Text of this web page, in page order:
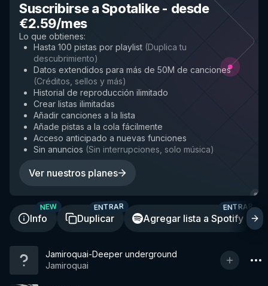
Suscribirse a Spotalike- desde
€2.59/mes
Lo que obtienes:
Hasta 100 pistas por playlist (Duplica tu
descubrimiento)
Datos extendidos para más de 50M de canciones
(Créditos, sellos y más)
Historial de reproducción ilimitado
Crear listas ilimitadas
Añadir canciones a la lista
Añade pistas a la cola fácilmente
Acceso anticipado a nuevas funciones
Sin anuncios (Sin interrupciones, solo música)
Ver nuestros planes
Info
NEW
Duplicar
ENTRAR
Agregar lista a Spotify
ENTRAR
Jamiroquai-Deeper underground
Jamiroquai